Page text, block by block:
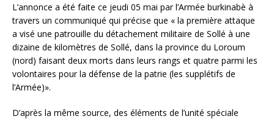
L’annonce a été faite ce jeudi 05 mai par l’Armée burkinabè à
travers un communiqué qui précise que « la première attaque
a visé une patrouille du détachement militaire de Sollé à une
dizaine de kilomètres de Sollé, dans la province du Loroum
(nord) faisant deux morts dans leurs rangs et quatre parmi les
volontaires pour la défense de la patrie (les supplétifs de
l’Armée)».
D’après la même source, des éléments de l’unité spéciale